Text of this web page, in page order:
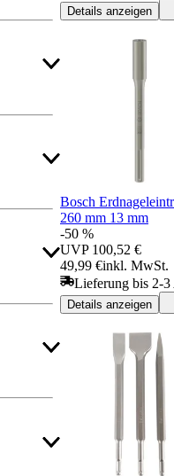
Details anzeigen
Bosch
260 mm 13 mm
-50 %
UVP 100,52 €
49,99 €inkl. MwSt.
Lieferung bis 2-3
Details anzeigen